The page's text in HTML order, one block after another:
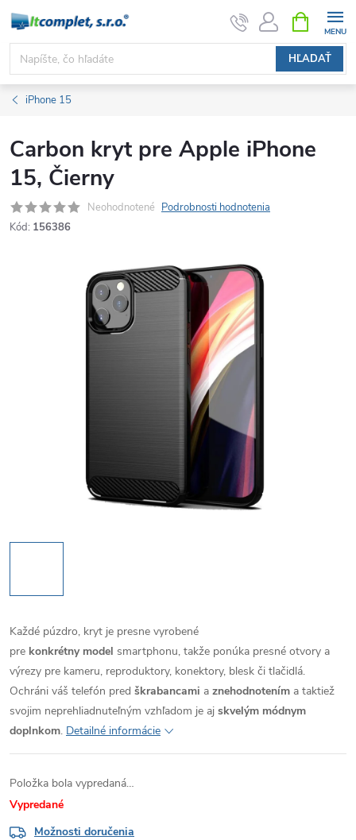
Prejsť
obsah
HĽADAŤ
KOŠÍK
iPhone 15
Carbon kryt pre Apple iPhone
15, Čierny
Neohodnotené Podrobnosti hodnotenia
Kód: 156386
Každé púzdro, kryt je presne vyrobené
pre konkrétny model smartphonu, takže ponúka presné otvory a
výrezy pre kameru, reproduktory, konektory, blesk či tlačidlá.
Ochráni váš telefón pred škrabancami a znehodnotením a taktiež
svojim neprehliadnuteľným vzhľadom je aj skvelým módnym
doplnkom. Detailné informácie
Položka bola vypredaná…
Vypredané
Možnosti doručenia